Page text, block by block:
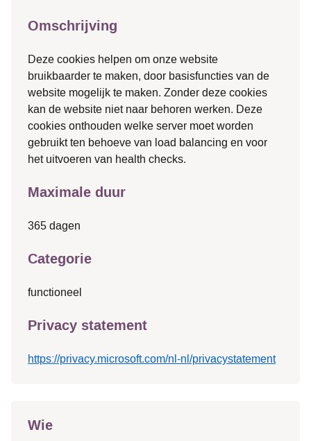
Omschrijving
Deze cookies helpen om onze website
bruikbaarder te maken, door basisfuncties van de
website mogelijk te maken. Zonder deze cookies
kan de website niet naar behoren werken. Deze
cookies onthouden welke server moet worden
gebruikt ten behoeve van load balancing en voor
het uitvoeren van health checks.
Maximale duur
365 dagen
Categorie
functioneel
Privacy statement
https://privacy.microsoft.com/nl-nl/privacystatement
Wie